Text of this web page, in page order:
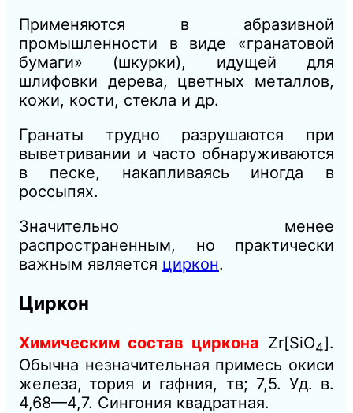
Применяются в абразивной
промышленности в виде «гранатовой
бумаги» (шкурки), идущей для
шлифовки дерева, цветных металлов,
кожи, кости, стекла и др.
Гранаты трудно разрушаются при
выветривании и часто обнаруживаются
в песке, накапливаясь иногда в
россыпях.
Значительно менее
распространенным, но практически
важным является циркон.
Циркон
Химическим состав циркона Zr[SiO4].
Обычна незначительная примесь окиси
железа, тория и гафния, тв; 7,5. Уд. в.
4,68—4,7. Сингония квадратная.